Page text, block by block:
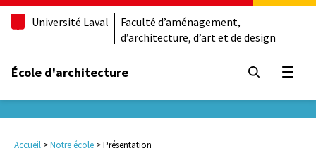
Université Laval
Faculté d’aménagement,
d’architecture, d’art et de design
École d'architecture
Accueil >Notre école >Présentation